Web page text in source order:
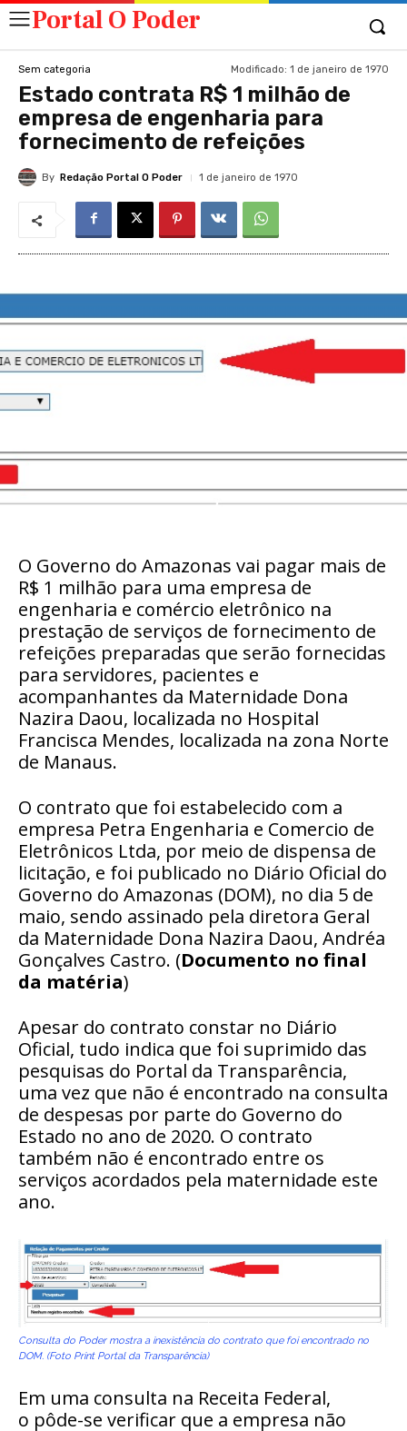
Portal O Poder
Sem categoria Modificado: 1 de janeiro de 1970
Estado contrata R$ 1 milhão de
empresa de engenharia para
fornecimento de refeições
By Redação Portal O Poder 1 de janeiro de 1970
O Governo do Amazonas vai pagar mais de
R$ 1 milhão para uma empresa de
engenharia e comércio eletrônico na
prestação de serviços de fornecimento de
refeições preparadas que serão fornecidas
para servidores, pacientes e
acompanhantes da Maternidade Dona
Nazira Daou, localizada no Hospital
Francisca Mendes, localizada na zona Norte
de Manaus.
O contrato que foi estabelecido com a
empresa Petra Engenharia e Comercio de
Eletrônicos Ltda, por meio de dispensa de
licitação, e foi publicado no Diário Oficial do
Governo do Amazonas (DOM), no dia 5 de
maio, sendo assinado pela diretora Geral
da Maternidade Dona Nazira Daou, Andréa
Gonçalves Castro. (Documento no final
da matéria)
Apesar do contrato constar no Diário
Oficial, tudo indica que foi suprimido das
pesquisas do Portal da Transparência,
uma vez que não é encontrado na consulta
de despesas por parte do Governo do
Estado no ano de 2020. O contrato
também não é encontrado entre os
serviços acordados pela maternidade este
ano.
Consulta do Poder mostra a inexistência do contrato que foi encontrado no
DOM. (Foto Print Portal da Transparência)
Em uma consulta na Receita Federal,
o pôde-se verificar que a empresa não